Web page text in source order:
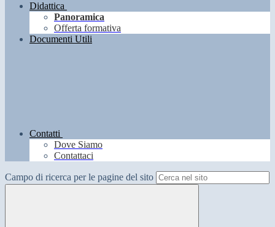
Didattica
Panoramica
Offerta formativa
Documenti Utili
Contatti
Dove Siamo
Contattaci
Campo di ricerca per le pagine del sito